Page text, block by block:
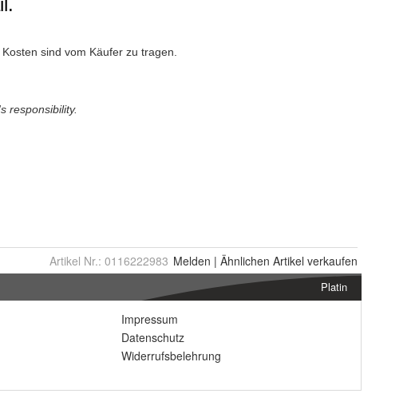
Artikel Nr.: 0116222983 Melden | Ähnlichen Artikel verkaufen
Platin
Impressum
Datenschutz
Widerrufsbelehrung